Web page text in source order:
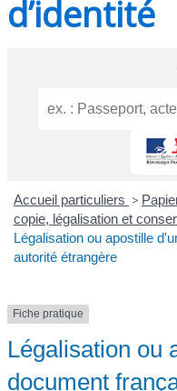
d’identité
Accueil particuliers >
copie, légalisation et
Légalisation ou apostille
autorité étrangère
Fiche pratique
Légalisation ou
document